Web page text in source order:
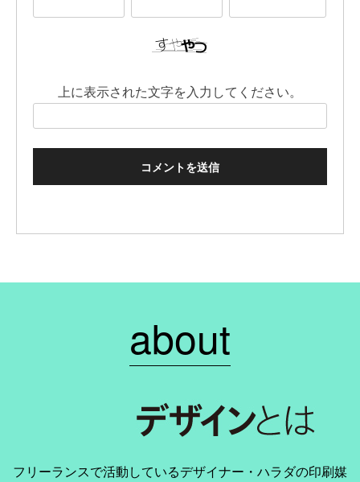
上に表示された文字を入力してください。
about
フリーランスで活動しているデザイナー・ハラダの印刷媒